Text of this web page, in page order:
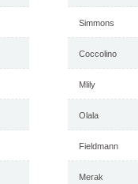
Simmons
Coccolino
Mlily
Olala
Fieldmann
Merak